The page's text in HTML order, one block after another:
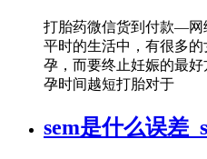
打胎药微信货到付款—网
平时的生活中，有很多
孕，而要终止妊娠的最
孕时间越短打胎对于
sem是什么误差